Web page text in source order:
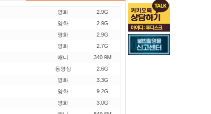
대가족
미나미도
영화 2.9G
영화 2.9G
영화 2.9G
영화 2.7G
애니 340.9M
동영상 2.6G
영화 3.3G
영화 9.2G
영화 3.0G